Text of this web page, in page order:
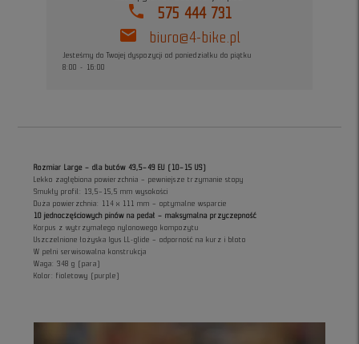
phone 575 444 731
mail biuro@4-bike.pl
Jesteśmy do Twojej dyspozycji od poniedziałku do piątku
8:00 - 16:00
Rozmiar Large – dla butów 43,5–49 EU (10–15 US)
Lekko zagłębiona powierzchnia – pewniejsze trzymanie stopy
Smukły profil: 13,5–15,5 mm wysokości
Duża powierzchnia: 114 x 111 mm – optymalne wsparcie
10 jednoczęściowych pinów na pedał – maksymalna przyczepność
Korpus z wytrzymałego nylonowego kompozytu
Uszczelnione łożyska Igus LL-glide – odporność na kurz i błoto
W pełni serwisowalna konstrukcja
Waga: 348 g (para)
Kolor: fioletowy (purple)